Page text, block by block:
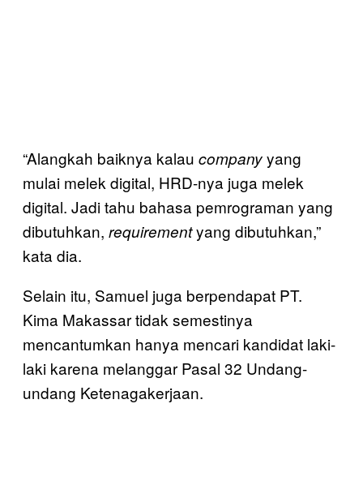
“Alangkah baiknya kalau companyyang
mulai melek digital, HRD-nya juga melek
digital. Jadi tahu bahasa pemrograman yang
dibutuhkan, requirementyang dibutuhkan,”
kata dia.
Selain itu, Samuel juga berpendapat PT.
Kima Makassar tidak semestinya
mencantumkan hanya mencari kandidat laki-
laki karena melanggar Pasal 32 Undang-
undang Ketenagakerjaan.